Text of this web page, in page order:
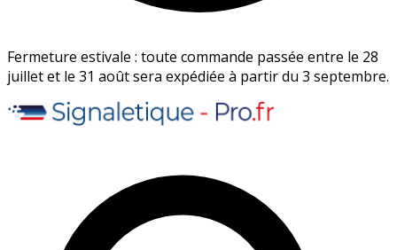
Fermeture estivale : toute commande passée entre le 28
juillet et le 31 août sera expédiée à partir du 3 septembre.